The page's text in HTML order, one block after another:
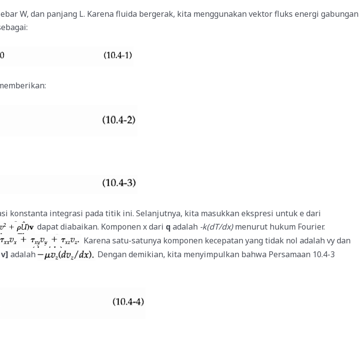
W, dan panjang L. Karena fluida bergerak, kita menggunakan vektor fluks energi gabungan
konstanta integrasi pada titik ini. Selanjutnya, kita masukkan ekspresi untuk e dari
dapat diabaikan. Komponen x dari q adalah -k(dT/dx)menurut hukum Fourier.
Karena satu-satunya komponen kecepatan yang tidak nol adalah vy dan
adalah
Dengan demikian, kita menyimpulkan bahwa Persamaan 10.4-3